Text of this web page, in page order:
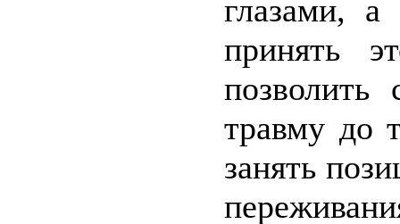
глазами,
принять
позволить
травму до
занять